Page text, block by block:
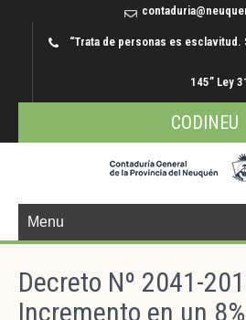
“Trata de personas es esclavitud.
145” Ley
CODINEU
Menu
Decreto Nº 2041-
Incremento en un